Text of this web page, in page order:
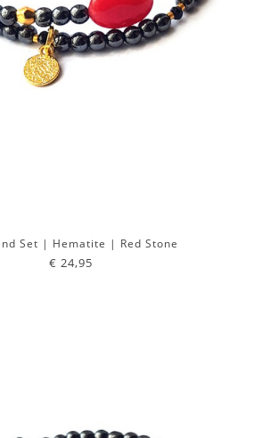
Set | Hematite | Red Stone
€ 24,95